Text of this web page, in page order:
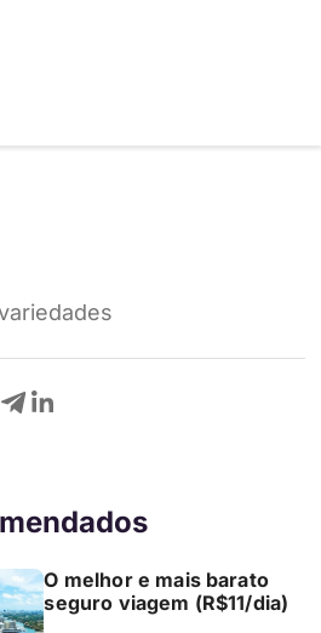
O melhor e mais barato
seguro viagem (R$11/dia)